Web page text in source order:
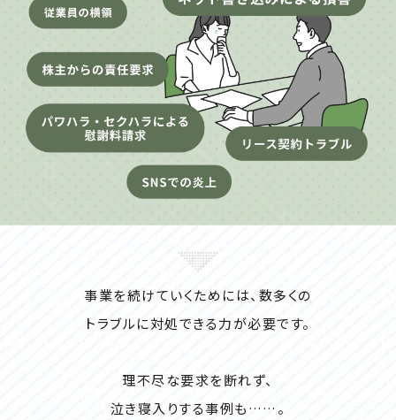
事業を続けていくためには、数多くの
トラブルに対処できる力が必要です。
理不尽な要求を断れず、
泣き寝入りする事例も……。